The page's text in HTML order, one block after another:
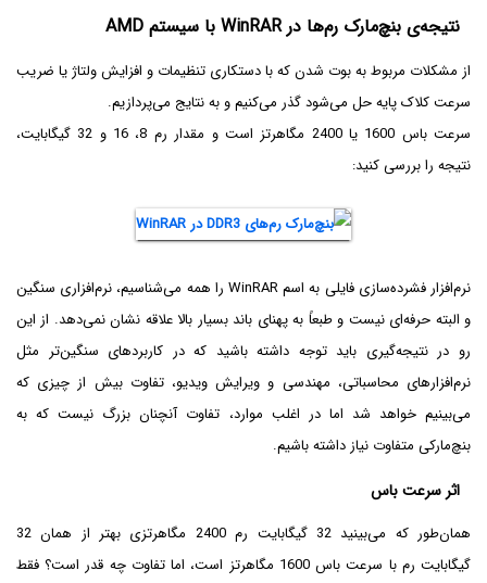
نتیجه‌ی بنچ‌مارک رم‌ها در WinRAR با سیستم AMD
از مشکلات مربوط به بوت شدن که با دستکاری تنظیمات و افزایش ولتاژ یا ضریب
سرعت کلاک پایه حل می‌شود گذر می‌کنیم و به نتایج می‌پردازیم.
سرعت باس 1600 یا 2400 مگاهرتز است و مقدار رم 8، 16 و 32 گیگابایت،
نتیجه را بررسی کنید:
نرم‌افزار فشرده‌سازی فایلی به اسم WinRAR را همه می‌شناسیم، نرم‌افزاری سنگین
و البته حرفه‌ای نیست و طبعاً به پهنای باند بسیار بالا علاقه نشان نمی‌دهد. از این
رو در نتیجه‌گیری باید توجه داشته باشید که در کاربردهای سنگین‌تر مثل
نرم‌افزارهای محاسباتی، مهندسی و ویرایش ویدیو، تفاوت بیش از چیزی که
می‌بینیم خواهد شد اما در اغلب موارد، تفاوت آنچنان بزرگ نیست که به
بنچ‌مارکی متفاوت نیاز داشته باشیم.
اثر سرعت باس
همان‌طور که می‌بینید 32 گیگابایت رم 2400 مگاهرتزی بهتر از همان 32
گیگابایت رم با سرعت باس 1600 مگاهرتز است، اما تفاوت چه قدر است؟ فقط